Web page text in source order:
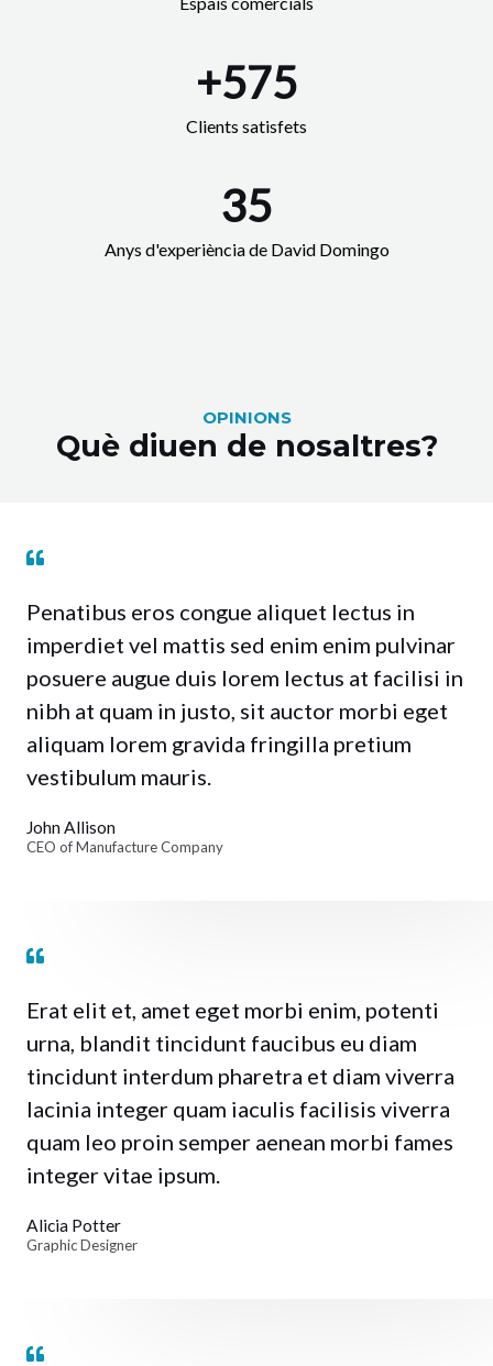
Clients satisfets
+575
Anys d'experiència de David Domingo
35
OPINIONS
Què diuen de nosaltres?
Penatibus eros congue aliquet lectus in
imperdiet vel mattis sed enim enim pulvinar
posuere augue duis lorem lectus at facilisi in
nibh at quam in justo, sit auctor morbi eget
aliquam lorem gravida fringilla pretium
vestibulum mauris.
John Allison
CEO of Manufacture Company
Erat elit et, amet eget morbi enim, potenti
urna, blandit tincidunt faucibus eu diam
tincidunt interdum pharetra et diam viverra
lacinia integer quam iaculis facilisis viverra
quam leo proin semper aenean morbi fames
integer vitae ipsum.
Alicia Potter
Graphic Designer